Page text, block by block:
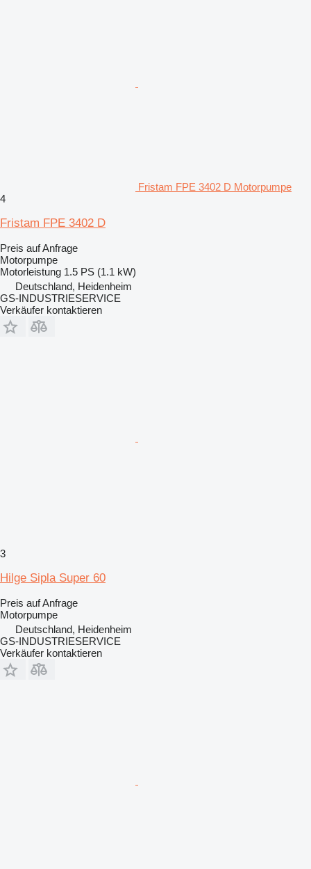
Fristam FPE 3402 D Motorpumpe
4
Fristam FPE 3402 D
Preis auf Anfrage
Motorpumpe
Motorleistung 1.5 PS (1.1 kW)
Deutschland, Heidenheim
GS-INDUSTRIESERVICE
Verkäufer kontaktieren
3
Hilge Sipla Super 60
Preis auf Anfrage
Motorpumpe
Deutschland, Heidenheim
GS-INDUSTRIESERVICE
Verkäufer kontaktieren